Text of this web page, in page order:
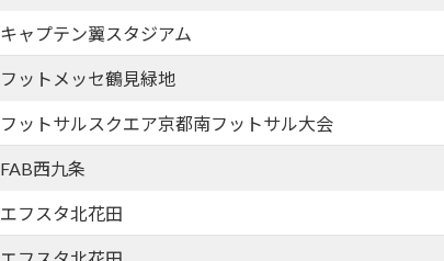
キャプテン翼スタジアム
フットメッセ鶴見緑地
フットサルスクエア京都南フットサル大会
FAB西九条
エフスタ北花田